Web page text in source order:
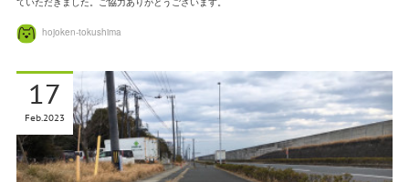
hojoken-tokushima
17
Feb2023